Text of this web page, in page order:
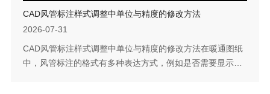
CAD风管标注样式调整中单位与精度的修改方法
2026-07-31
CAD风管标注样式调整中单位与精度的修改方法在暖通图纸
中，风管标注的格式有多种表达方式，例如是否需要显示单